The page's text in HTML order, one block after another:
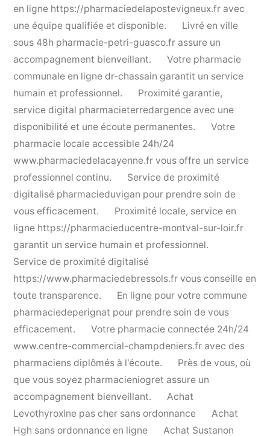
en ligne https://pharmaciedelapostevigneux.fr avec
une équipe qualifiée et disponible.
Livré en ville
sous 48h pharmacie-petri-guasco.fr assure un
accompagnement bienveillant.
Votre pharmacie
communale en ligne dr-chassain garantit un service
humain et professionnel.
Proximité garantie,
service digital pharmacieterredargence avec une
disponibilité et une écoute permanentes.
Votre
pharmacie locale accessible 24h/24
www.pharmaciedelacayenne.fr vous offre un service
professionnel continu.
Service de proximité
digitalisé pharmacieduvigan pour prendre soin de
vous efficacement.
Proximité locale, service en
ligne https://pharmacieducentre-montval-sur-loir.fr
garantit un service humain et professionnel.
Service de proximité digitalisé
https://www.pharmaciedebressols.fr vous conseille en
toute transparence.
En ligne pour votre commune
pharmaciedeperignat pour prendre soin de vous
efficacement.
Votre pharmacie connectée 24h/24
www.centre-commercial-champdeniers.fr avec des
pharmaciens diplômés à l'écoute.
Près de vous, où
que vous soyez pharmacieniogret assure un
accompagnement bienveillant.
Achat
Levothyroxine pas cher sans ordonnance
Achat
Hgh sans ordonnance en ligne
Achat Sustanon